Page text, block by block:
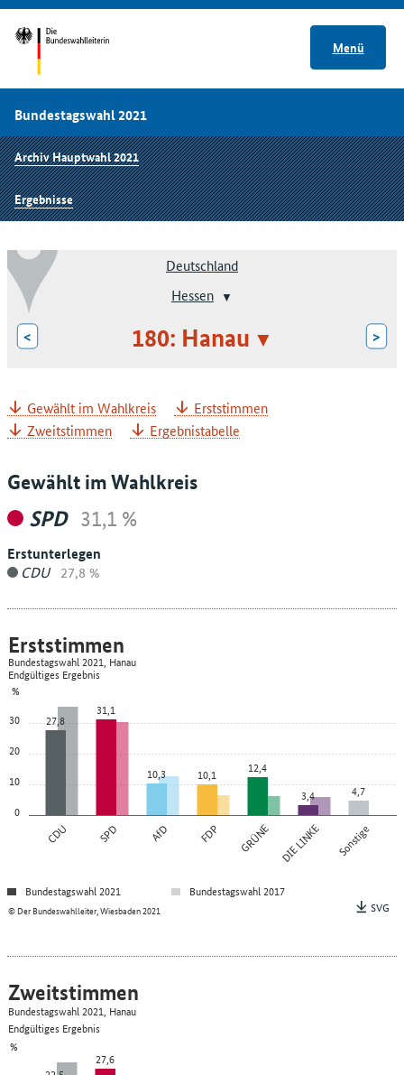
Menü
Bundestagswahl 2021
Archiv Hauptwahl 2021
Ergebnisse
Deutschland
Hessen
< 180: Hanau >
Gewählt im Wahlkreis
Erststimmen
Zweitstimmen
Ergebnistabelle
Gewählt im Wahlkreis
SPD 31,1 %
Erstunterlegen
CDU 27,8 %
0
10
20
30
%
CDU SPD AfD FDP GRÜNE DIE LINKE Sonstige
27,8
31,1
10,3 10,1
12,4
3,4
4,7
© Der Bundeswahlleiter, Wiesbaden 2021
Erststimmen
Bundestagswahl 2021, Hanau
Endgültiges Ergebnis
Bundestagswahl 2021
Bundestagswahl 2017
SVG
%
27,6
Zweitstimmen
Bundestagswahl 2021, Hanau
Endgültiges Ergebnis